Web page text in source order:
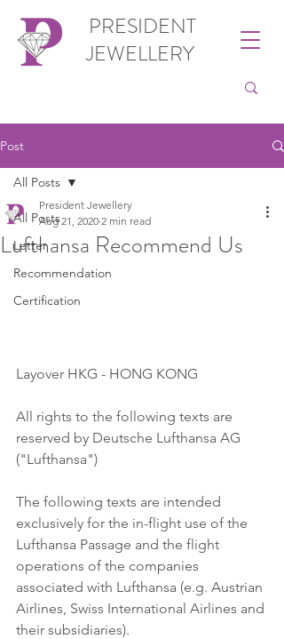
PRESIDENT
JEWELLERY
Post
All Posts
Letter
Recommendation
Certification
All Posts
Lufthansa Recommend Us
President Jewellery
Aug 21, 2020 2 min read
Layover HKG - HONG KONG
All rights to the following texts are
reserved by Deutsche Lufthansa AG
("Lufthansa")
The following texts are intended
exclusively for the in-flight use of the
Lufthansa Passage and the flight
operations of the companies
associated with Lufthansa (e.g. Austrian
Airlines, Swiss International Airlines and
their subsidiaries).